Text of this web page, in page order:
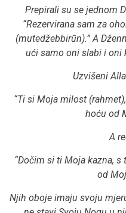
Prepirali su se jednom
“Rezervirana sam za
(mutedžebbirūn).” A
ući samo oni slabi i oni
Uzvišeni
“Ti si Moja milost
hoću od
A
“Dočim si ti Moja kazna,
od
Njih oboje imaju svoju